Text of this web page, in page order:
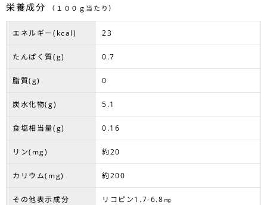
栄養成分 （１００ｇ当たり）
エネルギー(kcal) 23
たんぱく質(g) 0.7
脂質(g) 0
炭水化物(g) 5.1
食塩相当量(g) 0.16
リン(mg) 約20
カリウム(mg) 約200
その他表示成分 リコピン1.7-6.8㎎